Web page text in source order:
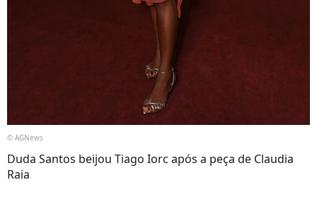
© AGNews
Duda Santos beijou Tiago Iorc após a peça de Claudia
Raia